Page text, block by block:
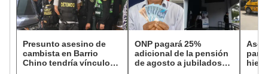
Presunto asesino de
cambista en Barrio
Chino tendría vínculos
ONP pagará 25%
adicional de la pensión
de agosto a jubilados
para